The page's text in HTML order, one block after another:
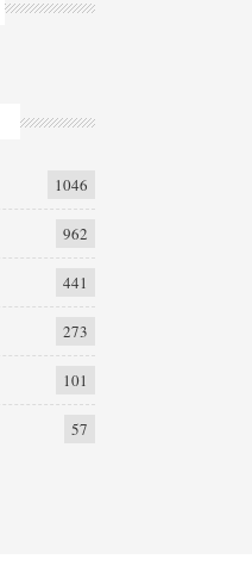
1046
962
441
273
101
57